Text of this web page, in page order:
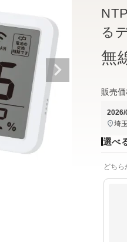
る
無
販売
2026/
埼
選べ
どちら